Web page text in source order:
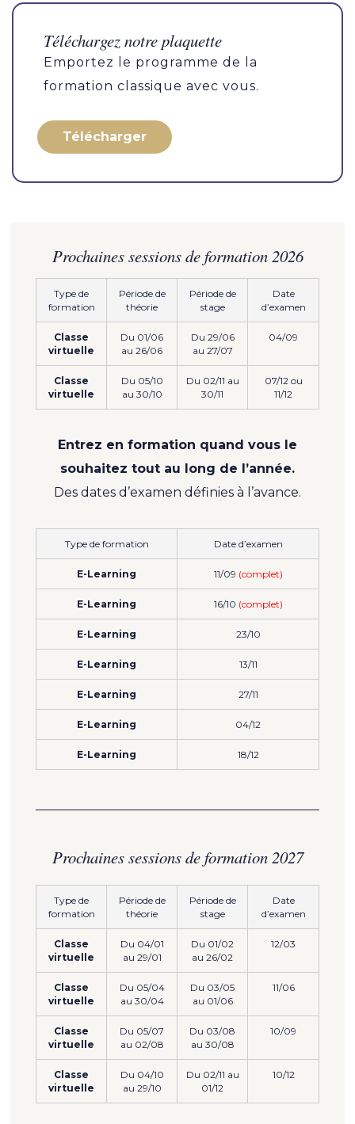
Téléchargez notre plaquette
Emportez le programme de la
formation classique avec vous.
Télécharger
Prochaines sessions de formation 2026
Type de
formation
Période de
théorie
Période de
stage
Date
d’examen
Classe
virtuelle
Du 01/06
au 26/06
Du 29/06
au 27/07
04/09
Classe
virtuelle
Du 05/10
au 30/10
Du 02/11 au
30/11
07/12 ou
11/12
Entrez en formation quand vous le
souhaitez tout au long de l’année.
Des dates d’examen définies à l’avance.
Type de formation Date d’examen
E-Learning 11/09 (complet)
E-Learning 16/10 (complet)
E-Learning 23/10
E-Learning 13/11
E-Learning 27/11
E-Learning 04/12
E-Learning 18/12
Prochaines sessions de formation 2027
Type de
formation
Période de
théorie
Période de
stage
Date
d’examen
Classe
virtuelle
Du 04/01
au 29/01
Du 01/02
au 26/02
12/03
Classe
virtuelle
Du 05/04
au 30/04
Du 03/05
au 01/06
11/06
Classe
virtuelle
Du 05/07
au 02/08
Du 03/08
au 30/08
10/09
Classe
virtuelle
Du 04/10
au 29/10
Du 02/11 au
01/12
10/12